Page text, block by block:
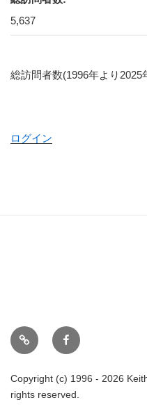
5,637
総訪問者数(1996年より2025
ログイン
ホ
ー
Face
book
Copyright (c) 1996 - 2026
rights reserved.